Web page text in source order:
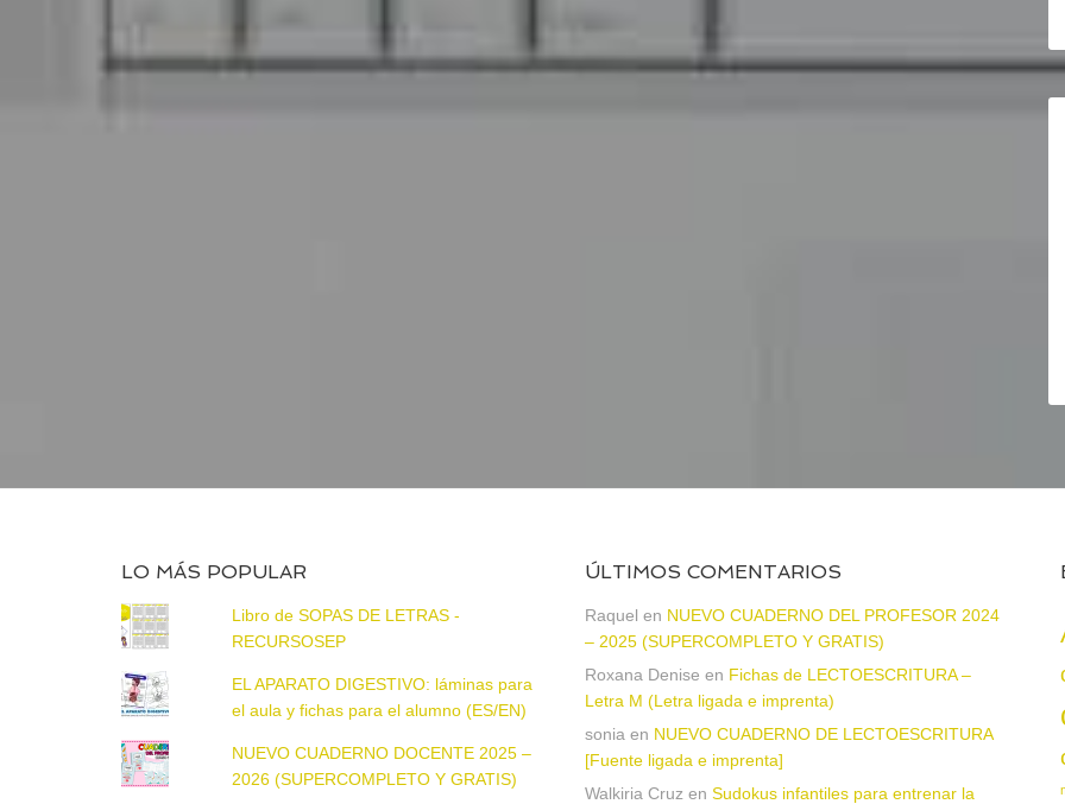
LO MÁS POPULAR
Libro de SOPAS DE LETRAS -
RECURSOSEP
EL APARATO DIGESTIVO: láminas para
el aula y fichas para el alumno (ES/EN)
NUEVO CUADERNO DOCENTE 2025 –
2026 (SUPERCOMPLETO Y GRATIS)
ÚLTIMOS COMENTARIOS
Raquel en NUEVO CUADERNO DEL PROFESOR 2024
– 2025 (SUPERCOMPLETO Y GRATIS)
Roxana Denise en Fichas de LECTOESCRITURA –
Letra M (Letra ligada e imprenta)
sonia en NUEVO CUADERNO DE LECTOESCRITURA
[Fuente ligada e imprenta]
Walkiria Cruz en Sudokus infantiles para entrenar la